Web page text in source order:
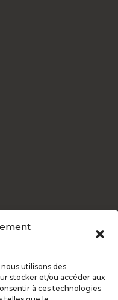
utilisons des
stocker et/ou accéder aux
à ces technologies